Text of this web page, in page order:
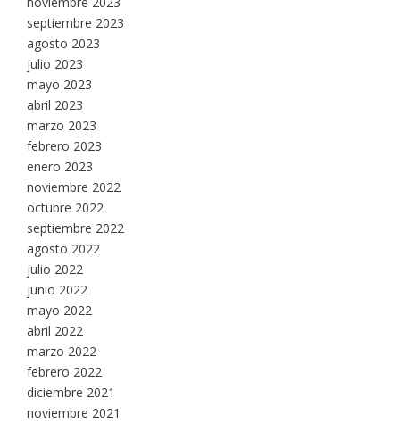
septiembre 2023
agosto 2023
julio 2023
mayo 2023
abril 2023
marzo 2023
febrero 2023
enero 2023
noviembre 2022
octubre 2022
septiembre 2022
agosto 2022
julio 2022
junio 2022
mayo 2022
abril 2022
marzo 2022
febrero 2022
diciembre 2021
noviembre 2021